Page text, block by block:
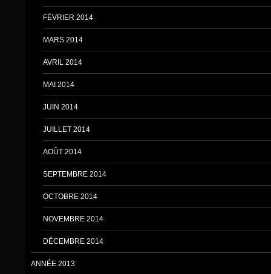
FÉVRIER 2014
MARS 2014
AVRIL 2014
MAI 2014
JUIN 2014
JUILLET 2014
AOÛT 2014
SEPTEMBRE 2014
OCTOBRE 2014
NOVEMBRE 2014
DÉCEMBRE 2014
ANNÉE 2013